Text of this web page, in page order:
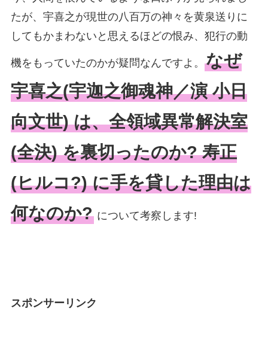
たが、宇喜之が現世の八百万の神々を黄泉送りに
してもかまわないと思えるほどの恨み、犯行の動
機をもっていたのかが疑問なんですよ。 なぜ
宇喜之(宇迦之御魂神／演 小日
向文世) は、全領域異常解決室
(全決) を裏切ったのか? 寿正
(ヒルコ?) に手を貸した理由は
何なのか?について考察します!
スポンサーリンク